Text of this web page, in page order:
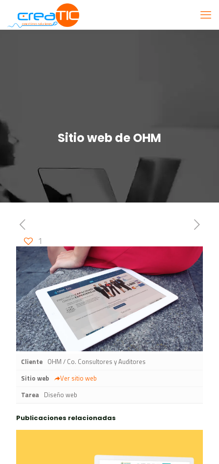
Sitio web de OHM
1
Cliente OHM / Co. Consultores y Auditores
Sitio web
Ver sitio web
Tarea Diseño web
Publicaciones relacionadas